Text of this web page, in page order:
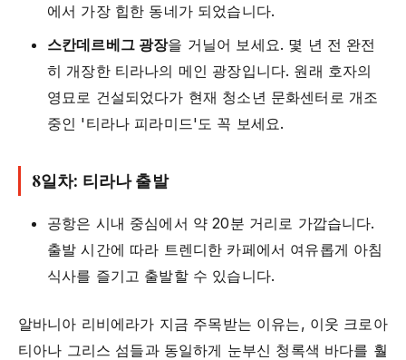
에서 가장 힙한 동네가 되었습니다.
스칸데르베그 광장을 거닐어 보세요. 몇 년 전 완전
히 개장한 티라나의 메인 광장입니다. 원래 호자의
영묘로 건설되었다가 현재 청소년 문화센터로 개조
중인 '티라나 피라미드'도 꼭 보세요.
8일차: 티라나 출발
공항은 시내 중심에서 약 20분 거리로 가깝습니다.
출발 시간에 따라 트렌디한 카페에서 여유롭게 아침
식사를 즐기고 출발할 수 있습니다.
알바니아 리비에라가 지금 주목받는 이유는, 이웃 크로아
티아나 그리스 섬들과 동일하게 눈부신 청록색 바다를 훨